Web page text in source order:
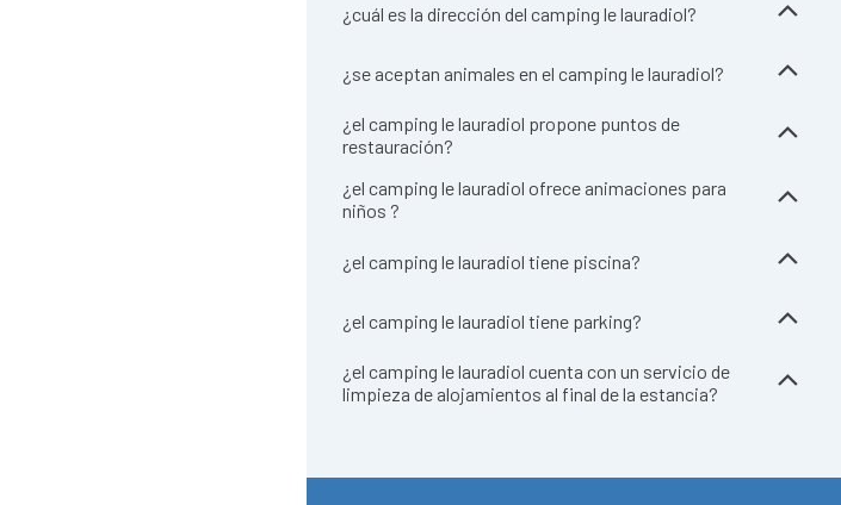
¿cuál es la dirección del camping le lauradiol?
¿se aceptan animales en el camping le lauradiol?
¿el camping le lauradiol propone puntos de
restauración?
¿el camping le lauradiol ofrece animaciones para
niños ?
¿el camping le lauradiol tiene piscina?
¿el camping le lauradiol tiene parking?
¿el camping le lauradiol cuenta con un servicio de
limpieza de alojamientos al final de la estancia?